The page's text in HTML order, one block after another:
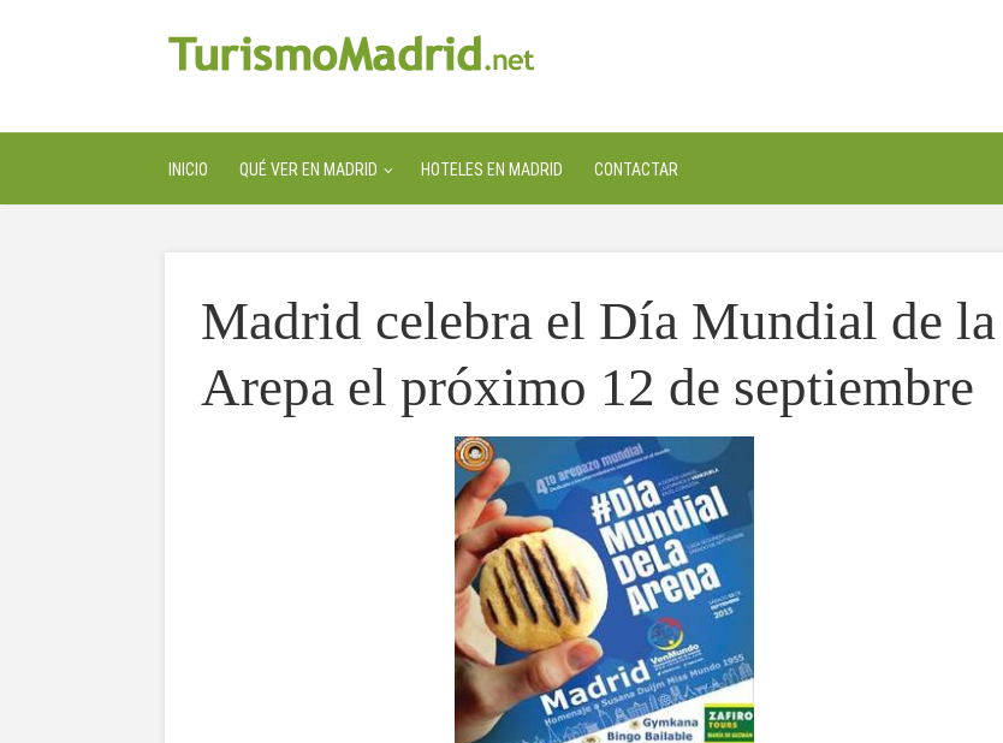
INICIO QUÉ VER EN MADRID HOTELES EN MADRID CONTACTAR
Madrid celebra el Día Mundial de la
Arepa el próximo 12 de septiembre